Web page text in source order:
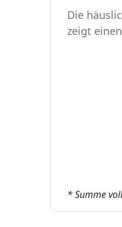
Die
zeigt
In
Von
Ca. 327
Der
* Summe